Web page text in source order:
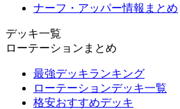
ナーフ・アッパー情報まとめ
デッキ一覧
ローテーションまとめ
最強デッキランキング
ローテーションデッキ一覧
格安おすすめデッキ